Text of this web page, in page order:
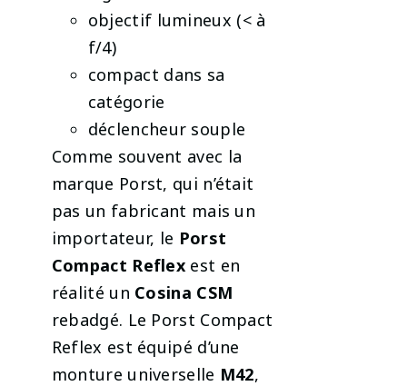
objectif lumineux (< à
f/4)
compact dans sa
catégorie
déclencheur souple
Comme souvent avec la
marque Porst, qui n’était
pas un fabricant mais un
importateur, le Porst
Compact Reflex est en
réalité un Cosina CSM
rebadgé. Le Porst Compact
Reflex est équipé d’une
monture universelle M42,